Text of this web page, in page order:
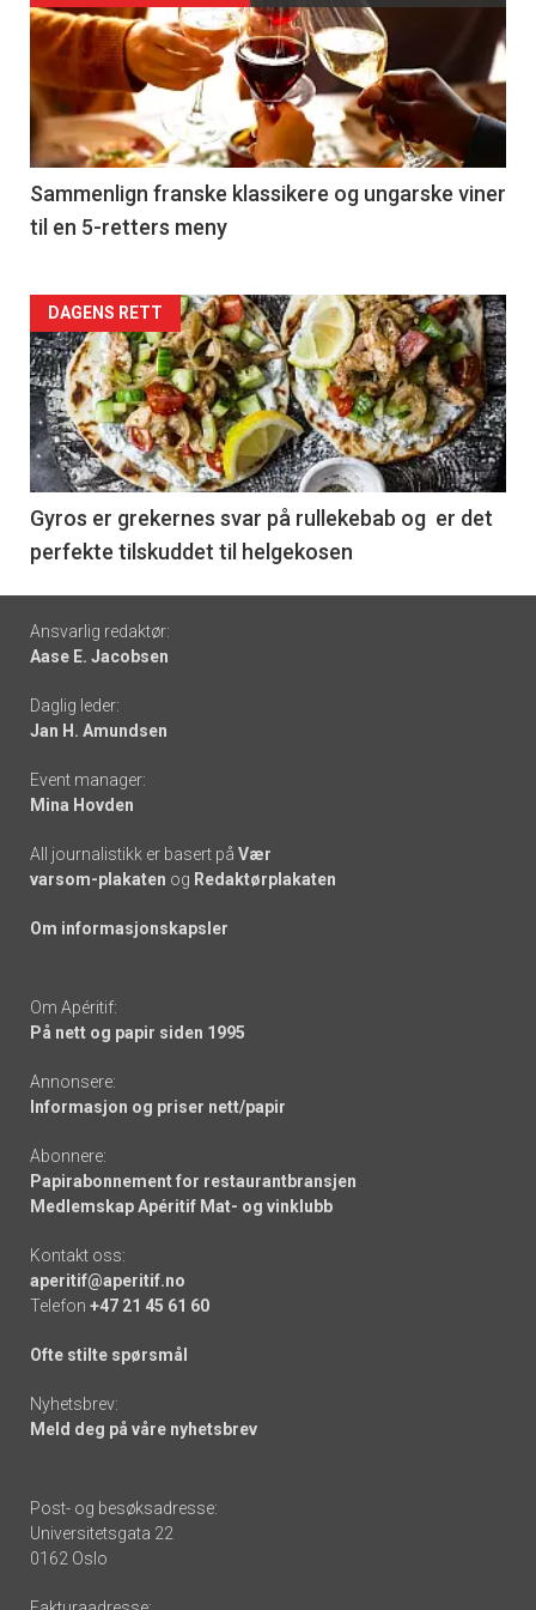
akkurat
nå
-
5
Sammenlign franske klassikere og ungarske viner
til en 5-retters meny
Forsiden
akkurat
nå
-
6
DAGENS RETT
Gyros er grekernes svar på rullekebab og er det
perfekte tilskuddet til helgekosen
Footer
-
links
Ansvarlig redaktør:
Aase E. Jacobsen
Daglig leder:
Jan H. Amundsen
Event manager:
Mina Hovden
All journalistikk er basert på Vær
varsom-plakaten og Redaktørplakaten
Om informasjonskapsler
Om Apéritif:
På nett og papir siden 1995
Annonsere:
Informasjon og priser nett/papir
Abonnere:
Papirabonnement for restaurantbransjen
Medlemskap Apéritif Mat- og vinklubb
Kontakt oss:
aperitif@aperitif.no
Telefon +47 21 45 61 60
Ofte stilte spørsmål
Nyhetsbrev:
Meld deg på våre nyhetsbrev
Post- og besøksadresse:
Universitetsgata 22
0162 Oslo